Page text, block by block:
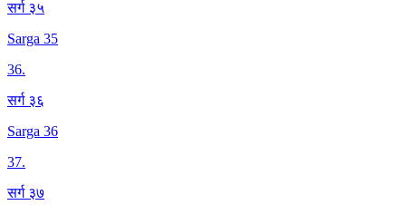
सर्ग ३५
Sarga 35
36.
सर्ग ३६
Sarga 36
37.
सर्ग ३७